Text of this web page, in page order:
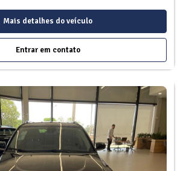
Mais detalhes do veículo
Entrar em contato